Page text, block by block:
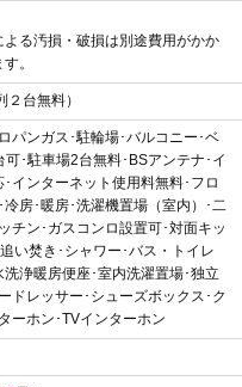
る汚損・破損は別途費用がかか
。
台無料）
パンガス･駐輪場･バルコニー･ベ
可･駐車場2台無料･BSアンテナ･イ
インターネット使用料無料･フロ
房･暖房･洗濯機置場（室内）･二
チン･ガスコンロ設置可･対面キッ
い焚き･シャワー･バス・トイレ
洗浄暖房便座･室内洗濯置場･独立
ドレッサー･シューズボックス･ク
ーホン･TVインターホン